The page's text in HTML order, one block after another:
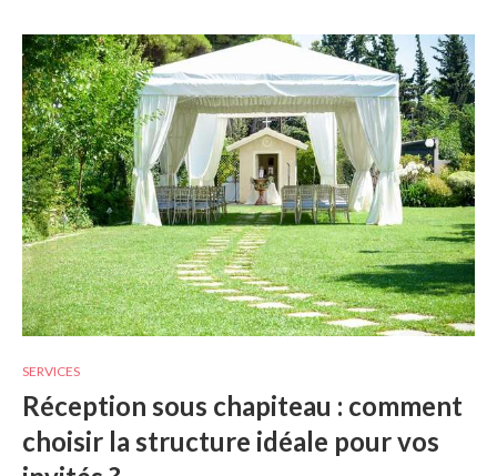
SERVICES
Réception sous chapiteau : comment
choisir la structure idéale pour vos